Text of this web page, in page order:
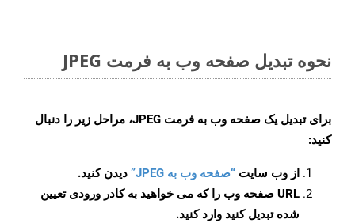
نحوه تبدیل صفحه وب به فرمت JPEG
برای تبدیل یک صفحه وب به فرمت JPEG، مراحل زیر را دنبال
کنید:
از وب سایت “صفحه وب به JPEG”
دیدن کنید.
URL صفحه وب را که می خواهید به کادر ورودی تعیین
شده تبدیل کنید وارد کنید.